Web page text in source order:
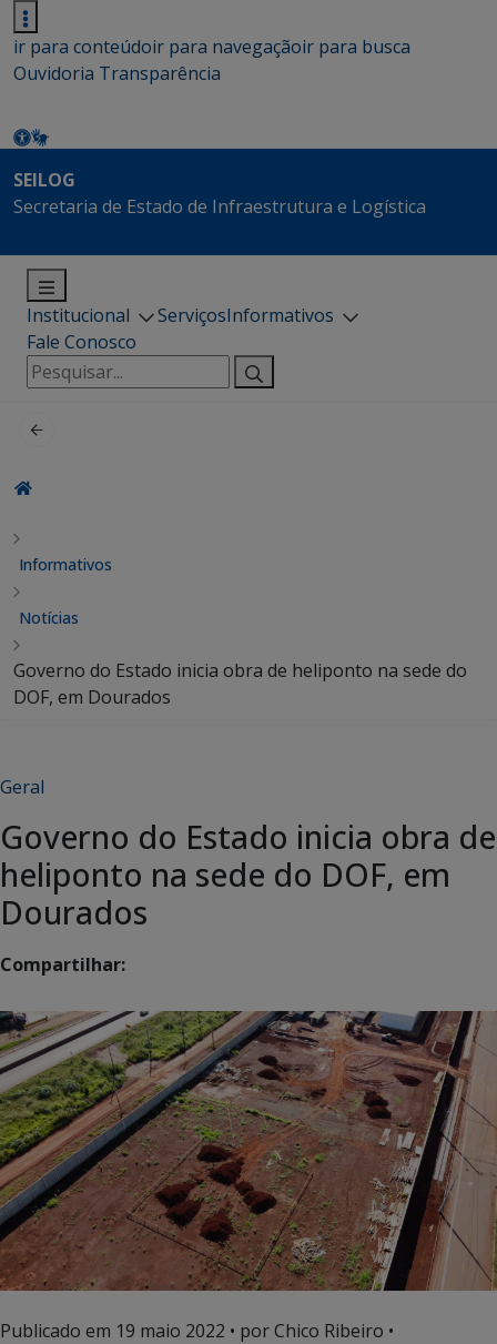
ir para conteúdoir para navegaçãoir para busca
Ouvidoria Transparência
SEILOG
Secretaria de Estado de Infraestrutura e Logística
Institucional ServiçosInformativos
Fale Conosco
Pesquisar
por:
Informativos
Notícias
Governo do Estado inicia obra de heliponto na sede do
DOF, em Dourados
Geral
Governo do Estado inicia obra de
heliponto na sede do DOF, em
Dourados
Compartilhar:
Publicado em 19 maio 2022 • por Chico Ribeiro •